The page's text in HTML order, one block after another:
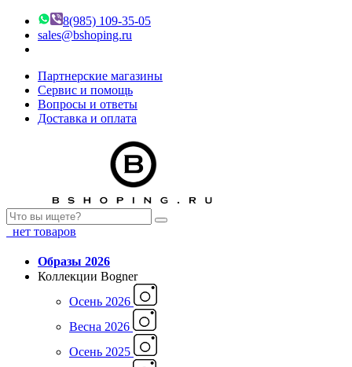
8(985) 109-35-05
sales@bshoping.ru
Партнерские магазины
Сервис и помощь
Вопросы и ответы
Доставка и оплата
нет товаров
Образы 2026
Коллекции Bogner
Осень 2026
Весна 2026
Осень 2025